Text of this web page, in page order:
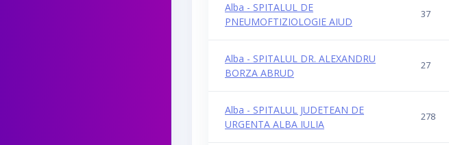
Alba - SPITALUL DE
PNEUMOFTIZIOLOGIE AIUD
37
Alba - SPITALUL DR. ALEXANDRU
BORZA ABRUD
27
Alba - SPITALUL JUDETEAN DE
URGENTA ALBA IULIA
278